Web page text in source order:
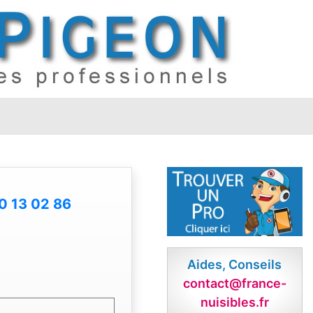
13 02 86
Aides, Conseils
contact@france-
nuisibles.fr